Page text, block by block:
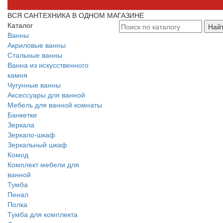
ВСЯ САНТЕХНИКА В ОДНОМ МАГАЗИНЕ
Каталог
Ванны
Акриловые ванны
Стальные ванны
Ванна из искусственного
камня
Чугунные ванны
Аксессуары для ванной
Мебель для ванной комнаты
Банкетки
Зеркала
Зеркало-шкаф
Зеркальный шкаф
Комод
Комплект мебели для
ванной
Тумба
Пенал
Полка
Тумба для комплекта